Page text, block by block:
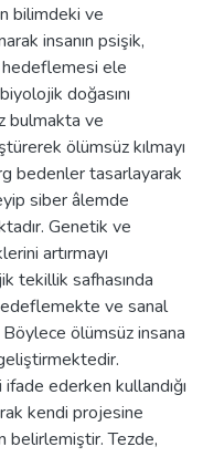
bilimdeki ve
insanın psişik,
hedeflemesi ele
doğasını
bulmakta ve
ölümsüz kılmayı
bedenler tasarlayarak
siber âlemde
Genetik ve
artırmayı
tekillik safhasında
ve sanal
ölümsüz insana
ederken kullandığı
kendi projesine
belirlemiştir. Tezde,